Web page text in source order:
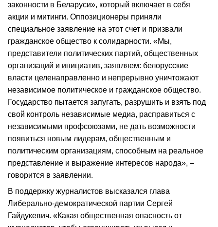
законности в Беларуси», который включает в себя
акции и митинги. Оппозиционеры приняли
специальное заявление на этот счет и призвали
гражданское общество к солидарности. «Мы,
представители политических партий, общественных
организаций и инициатив, заявляем: белорусские
власти целенаправленно и непрерывно уничтожают
независимое политическое и гражданское общество.
Государство пытается запугать, разрушить и взять под
свой контроль независимые медиа, расправиться с
независимыми профсоюзами, не дать возможности
появиться новым лидерам, общественным и
политическим организациям, способным на реальное
представление и выражение интересов народа», –
говорится в заявлении.
В поддержку журналистов высказался глава
Либерально-демократической партии Сергей
Гайдукевич. «Какая общественная опасность от